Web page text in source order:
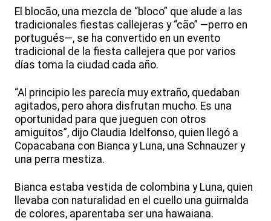
El blocão, una mezcla de “bloco” que alude a las
tradicionales fiestas callejeras y “cão” —perro en
portugués—, se ha convertido en un evento
tradicional de la fiesta callejera que por varios
días toma la ciudad cada año.
“Al principio les parecía muy extraño, quedaban
agitados, pero ahora disfrutan mucho. Es una
oportunidad para que jueguen con otros
amiguitos”, dijo Claudia Idelfonso, quien llegó a
Copacabana con Bianca y Luna, una Schnauzer y
una perra mestiza.
Bianca estaba vestida de colombina y Luna, quien
llevaba con naturalidad en el cuello una guirnalda
de colores, aparentaba ser una hawaiana.